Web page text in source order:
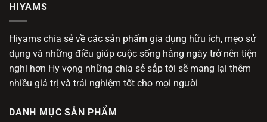
HIYAMS
Hiyams chia sẻ về các sản phẩm gia dụng hữu ích, mẹo sử
dụng và những điều giúp cuộc sống hằng ngày trở nên tiện
nghi hơn Hy vọng những chia sẻ sắp tới sẽ mang lại thêm
nhiều giá trị và trải nghiệm tốt cho mọi người
DANH MỤC SẢN PHẨM